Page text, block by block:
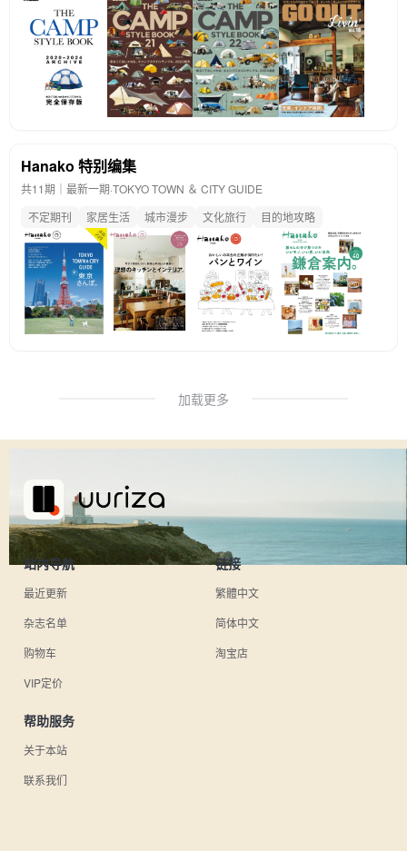
Hanako 特别编集
共11期｜最新一期·TOKYO TOWN ＆ CITY GUIDE
不定期刊
家居生活 城市漫步 文化旅行 目的地攻略
加载更多
站内导航
最近更新
杂志名单
购物车
VIP定价
链接
繁體中文
简体中文
淘宝店
帮助服务
关于本站
联系我们